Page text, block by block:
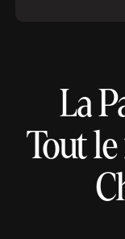
La
Tout